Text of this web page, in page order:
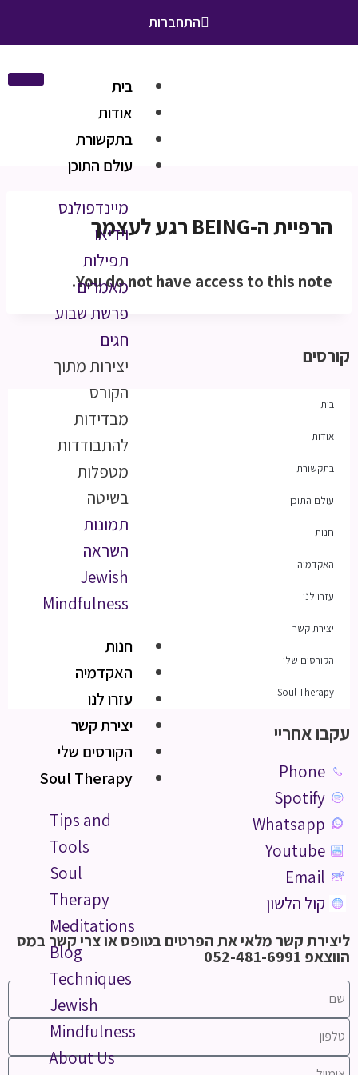
התחברות
בית
אודות
בתקשורת
עולם התוכן
מיינדפולנס
וידיאו
תפילות
מאמרים
פרשת שבוע
חגים
יצירות מתוך
הקורס
מבדידות
להתבודדות
מטפלות
בשיטה
תמונות
השראה
Jewish
Mindfulness
חנות
האקדמיה
עזרו לנו
יצירת קשר
הקורסים שלי
Soul Therapy
Tips and
Tools
Soul
Therapy
Meditations
Blog
Techniques
Jewish
Mindfulness
About Us
הרפיית ה-BEING רגע לעצמך
You do not have access to this note.
קורסים
בית
אודות
בתקשורת
עולם התוכן
חנות
האקדמיה
עזרו לנו
יצירת קשר
הקורסים שלי
Soul Therapy
עקבו אחריי
Phone
Spotify
Whatsapp
Youtube
Email
קול הלשון
ליצירת קשר מלאי את הפרטים בטופס או צרי קשר במס
הווצאפ 052-481-6991